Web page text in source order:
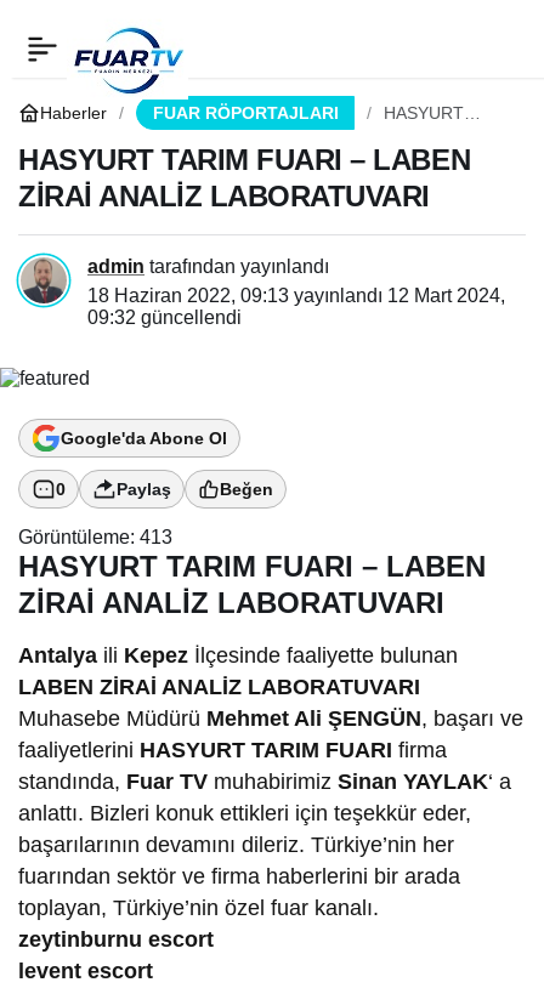
Haberler FUAR RÖPORTAJLARI
HASYURT
LABEN ZİRAİ
ANALİZ
LABORATUVARI
HASYURT TARIM FUARI – LABEN
ZİRAİ ANALİZ LABORATUVARI
admin tarafından yayınlandı
18 Haziran 2022, 09:13 yayınlandı 12 Mart 2024,
09:32 güncellendi
Google'da Abone Ol
0 Paylaş Beğen
Görüntüleme: 413
HASYURT TARIM FUARI – LABEN
ZİRAİ ANALİZ LABORATUVARI
Antalya ili Kepez İlçesinde faaliyette bulunan
LABEN ZİRAİ ANALİZ LABORATUVARI
Muhasebe Müdürü Mehmet Ali ŞENGÜN, başarı ve
faaliyetlerini HASYURT TARIM FUARI firma
standında, Fuar TV muhabirimizSinan YAYLAK‘ a
anlattı. Bizleri konuk ettikleri için teşekkür eder,
başarılarının devamını dileriz. Türkiye’nin her
fuarından sektör ve firma haberlerini bir arada
toplayan, Türkiye’nin özel fuar kanalı.
zeytinburnu escort
levent escort
HASYURT TARIM FUARI
– LABEN ZİRAİ ANALİZ
LABORATUVARI